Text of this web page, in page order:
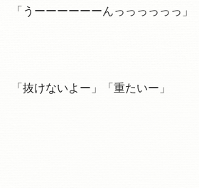
「うーーーーーーんっっっっっっ」
「抜けないよー」「重たいー」